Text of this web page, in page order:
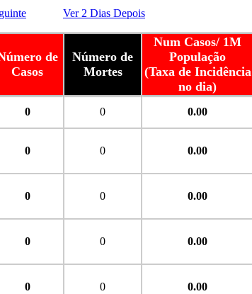
Ver 2 Dias Depois
de
Casos
Número de
Mortes
Num Casos/ 1M
População
(Taxa de Incidência
no dia)
0 0 0.00
0 0 0.00
0 0 0.00
0 0 0.00
0 0 0.00